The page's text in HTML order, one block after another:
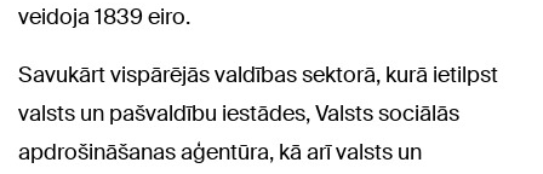
veidoja 1839 eiro.
Savukārt vispārējās valdības sektorā, kurā ietilpst
valsts un pašvaldību iestādes, Valsts sociālās
apdrošināšanas aģentūra, kā arī valsts un